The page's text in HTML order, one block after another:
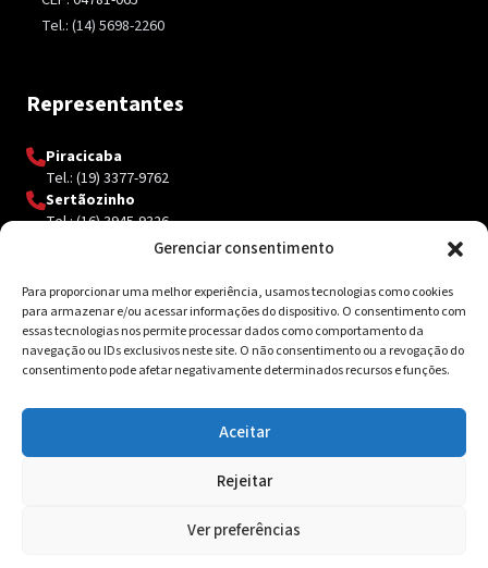
Gerenciar consentimento
Para proporcionar uma melhor experiência, usamos tecnologias como cookies
para armazenar e/ou acessar informações do dispositivo. O consentimento com
essas tecnologias nos permite processar dados como comportamento da
navegação ou IDs exclusivos neste site. O não consentimento ou a revogação do
consentimento pode afetar negativamente determinados recursos e funções.
Aceitar
Rejeitar
Ver preferências
Tel.: (14) 5698-2260
Representantes
Piracicaba
Tel.: (19) 3377-9762
Sertãozinho
Tel.: (16) 3945-9326
Contato
Av. Inácio Curi, 3340 Jardim Sanzovo CEP: 17.204-350
(14) 98159-0142
© 2026 Ksolda. Todos os direitos reservados. Site by